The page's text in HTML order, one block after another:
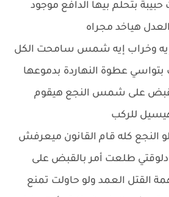
بتحلم بيها الدافع موجود
هياخد مجراه
وخراب إيه شمس سامحت الكل
عطوة النهاردة بدموعها
على شمس النجع هيقوم
للركب
لو النجع كله قام القانون ميعرفش
دلوقتي طلعت أمر بالقبض على
العمد ولو حاولت تمنع